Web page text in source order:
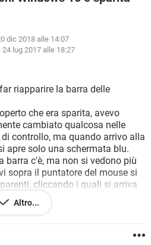
FACEBOOK
WINDOWS 10
ANDROID
WHATSAPP
FACEBOOK
WHATSAPP
FACEBOOK
dic 2018 alle 14:07
24 lug 2017 alle 18:27
riapparire la barra delle
che era sparita, avevo
cambiato qualcosa nelle
controllo, ma quando arrivo alla
apre solo una schermata blu.
barra c'è, ma non si vedono più
sopra il puntatore del mouse si
cliccando i quali si arriva
a memoria la posizione di
il menu START tanto che per
Altro...